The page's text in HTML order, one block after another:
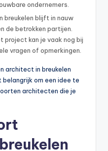
ondernemers.
breukelen blijft in nauw
de betrokken partijen.
project kan je vaak nog bij
vragen of opmerkingen.
architect in breukelen
om een idee te
architecten die je